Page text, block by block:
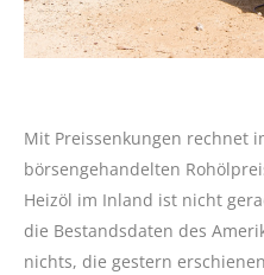
Mit Preissenkungen rechnet
börsengehandelten
Heizöl im Inland ist nicht
die Bestandsdaten des
nichts, die gestern